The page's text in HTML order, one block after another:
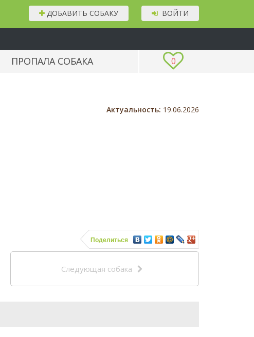
ВОЙТИ
ДОБАВИТЬ СОБАКУ
0
ПРОПАЛА СОБАКА
Актуальность: 19.06.2026
Поделиться
Следующая собака